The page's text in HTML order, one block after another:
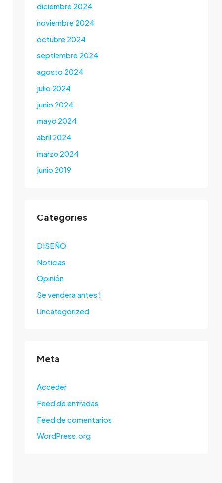
diciembre 2024
noviembre 2024
octubre 2024
septiembre 2024
agosto 2024
julio 2024
junio 2024
mayo 2024
abril 2024
marzo 2024
junio 2019
Categories
DISEÑO
Noticias
Opinión
Se vendera antes !
Uncategorized
Meta
Acceder
Feed de entradas
Feed de comentarios
WordPress.org